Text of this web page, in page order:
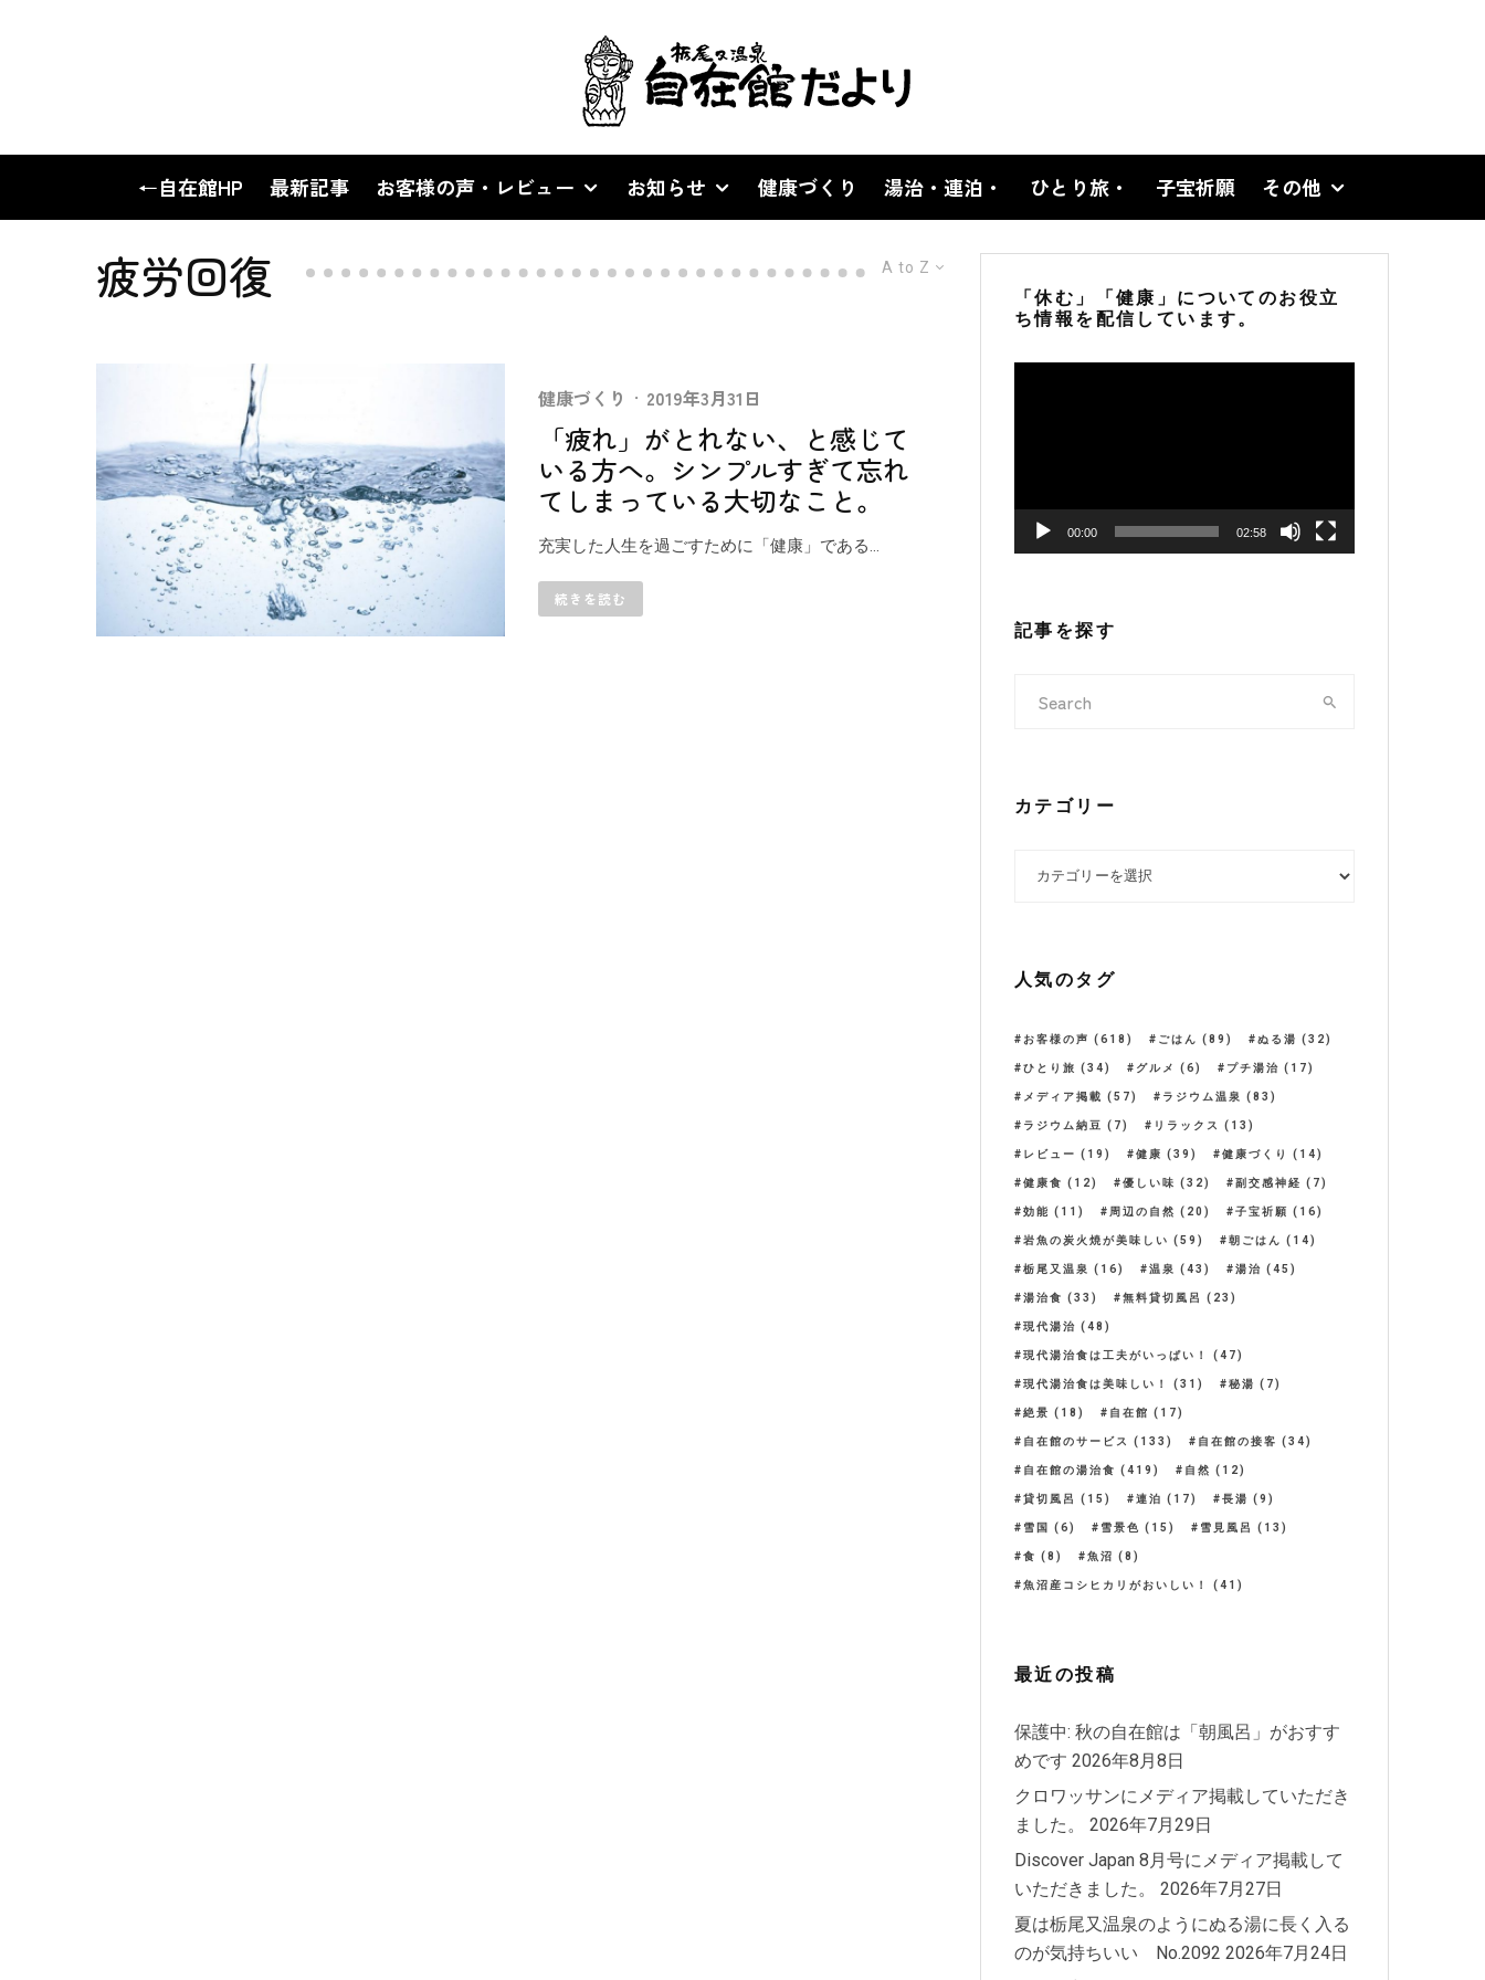
←自在館HP 最新記事 お客様の声・レビュー お知らせ 健康づくり 湯治・連泊・ ひとり旅・ 子宝祈願 その他
A to Z
疲労回復
健康づくり · 2019年3月31日
「疲れ」がとれない、と感じて
いる方へ。シンプルすぎて忘れ
てしまっている大切なこと。
充実した人生を過ごすために「健康」である...
続きを読む
「休む」「健康」についてのお役立
ち情報を配信しています。
00:00 02:58
記事を探す
カテゴリー
人気のタグ
お客様の声 (618) ごはん (89) ぬる湯 (32)
ひとり旅 (34) グルメ (6) プチ湯治 (17)
メディア掲載 (57) ラジウム温泉 (83)
ラジウム納豆 (7) リラックス (13)
レビュー (19) 健康 (39) 健康づくり (14)
健康食 (12) 優しい味 (32) 副交感神経 (7)
効能 (11) 周辺の自然 (20) 子宝祈願 (16)
岩魚の炭火焼が美味しい (59) 朝ごはん (14)
栃尾又温泉 (16) 温泉 (43) 湯治 (45)
湯治食 (33) 無料貸切風呂 (23)
現代湯治 (48)
現代湯治食は工夫がいっぱい！ (47)
現代湯治食は美味しい！ (31) 秘湯 (7)
絶景 (18) 自在館 (17)
自在館のサービス (133) 自在館の接客 (34)
自在館の湯治食 (419) 自然 (12)
貸切風呂 (15) 連泊 (17) 長湯 (9)
雪国 (6) 雪景色 (15) 雪見風呂 (13)
食 (8) 魚沼 (8)
魚沼産コシヒカリがおいしい！ (41)
最近の投稿
保護中: 秋の自在館は「朝風呂」がおすす
めです 2026年8月8日
クロワッサンにメディア掲載していただき
ました。
2026年7月29日
Discover Japan 8月号にメディア掲載して
いただきました。
2026年7月27日
夏は栃尾又温泉のようにぬる湯に長く入る
のが気持ちいい No.2092 2026年7月24日